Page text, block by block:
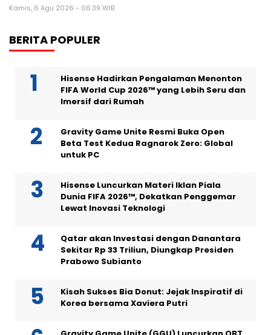
Kamis, 6 Agu 2026 - 06:39 WIB
BERITA POPULER
Hisense Hadirkan Pengalaman Menonton
FIFA World Cup 2026™ yang Lebih Seru dan
Imersif dari Rumah
Gravity Game Unite Resmi Buka Open
Beta Test Kedua Ragnarok Zero: Global
untuk PC
Hisense Luncurkan Materi Iklan Piala
Dunia FIFA 2026™, Dekatkan Penggemar
Lewat Inovasi Teknologi
Qatar akan Investasi dengan Danantara
Sekitar Rp 33 Triliun, Diungkap Presiden
Prabowo Subianto
Kisah Sukses Bia Donut: Jejak Inspiratif di
Korea bersama Xaviera Putri